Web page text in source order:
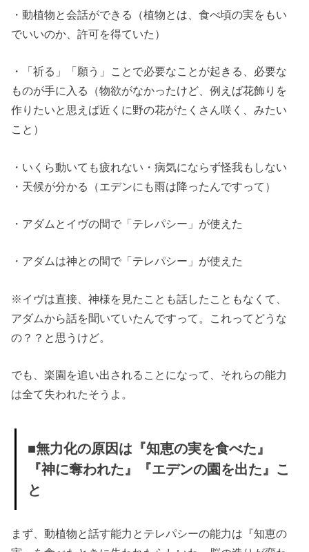
・動植物と会話ができる（植物とは、食べ頃の実をもい
でいいのか、許可を得ていた）
・「祈る」「願う」ことで必要なことが起きる、必要な
ものが手に入る（物欲がなかったけど、例えば花飾りを
作りたいと思えば近くに野の花がたくさん咲く、みたい
こと）
・いくら動いても疲れない・病気にならず怪我もしない
・天候が分かる（エデンにも雨は降ったんですって）
・アダムとイヴの間で「テレパシー」が使えた
・アダムは神との間で「テレパシー」が使えた
※イヴは直接、神様を見たことも話したこともなくて、
アダムから話を聞いていたんですって。これってどうな
の？？と思うけど。
でも、楽園を追い出されることになって、それらの能力
は全て失われたそうよ。
■無力化の原因は『知恵の実を食べた』
『神に奪われた』『エデンの園を出た』こ
と
まず、動植物と話す能力とテレパシーの能力は『知恵の